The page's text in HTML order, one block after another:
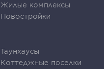
Жилые комплексы
Новостройки
Таунхаусы
Коттеджные поселки